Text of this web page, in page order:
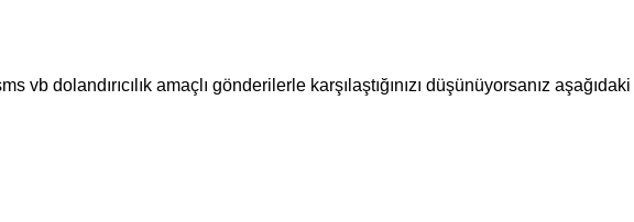
vb dolandırıcılık amaçlı gönderilerle karşılaştığınızı düşünüyorsanız